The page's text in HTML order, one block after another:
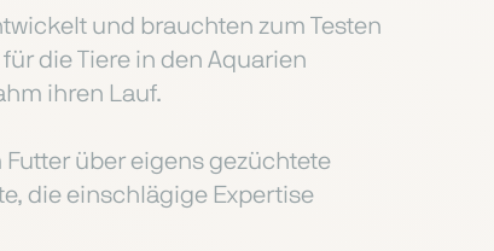
und brauchten zum Testen
die Tiere in den Aquarien
ihren Lauf.
über eigens gezüchtete
die einschlägige Expertise